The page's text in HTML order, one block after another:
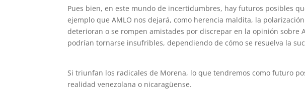
Pues bien, en este mundo de incertidumbres, hay futuros posibles
ejemplo que AMLO nos dejará, como herencia maldita, la
deterioran o se rompen amistades por discrepar en la opinión sobre
podrían tornarse insufribles, dependiendo de cómo se resuelva la
Si triunfan los radicales de Morena, lo que tendremos como futuro
realidad venezolana o nicaragüense.